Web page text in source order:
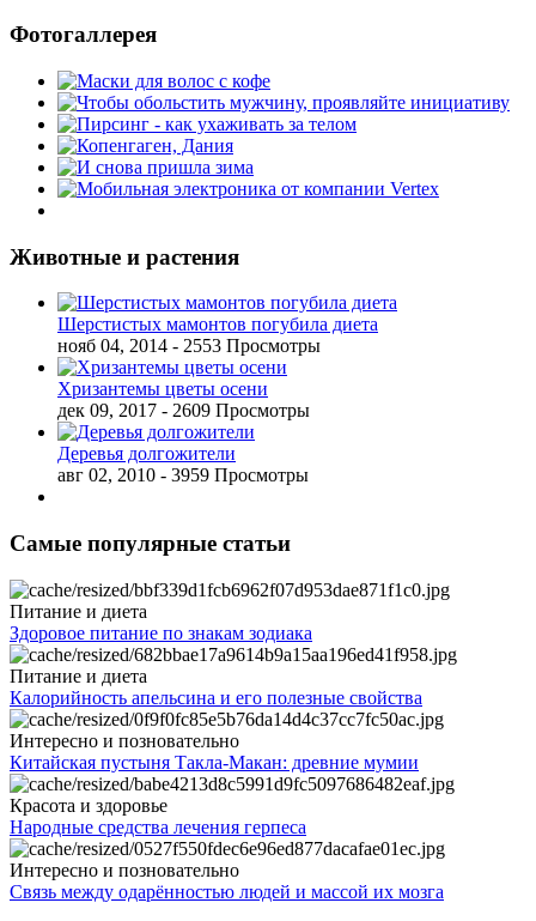
Фотогаллерея
Животные и растения
Шерстистых мамонтов погубила диета
нояб 04, 2014 - 2553 Просмотры
Хризантемы цветы осени
дек 09, 2017 - 2609 Просмотры
Деревья долгожители
авг 02, 2010 - 3959 Просмотры
Самые популярные статьи
Питание и диета
Здоровое питание по знакам зодиака
Питание и диета
Калорийность апельсина и его полезные свойства
Интересно и позновательно
Китайская пустыня Такла-Макан: древние мумии
Красота и здоровье
Народные средства лечения герпеса
Интересно и позновательно
Связь между одарённостью людей и массой их мозга